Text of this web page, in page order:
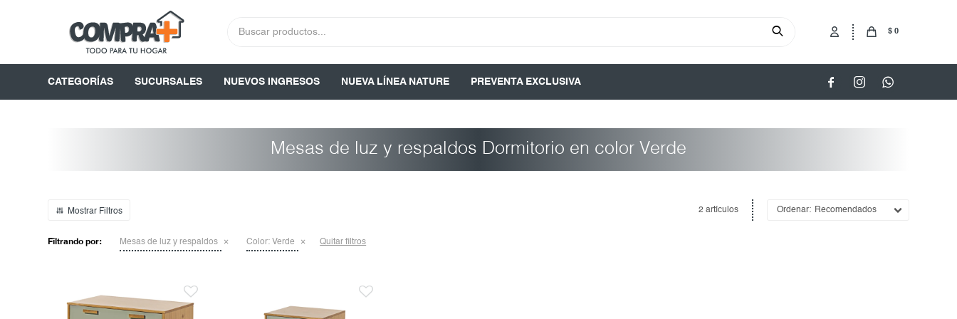
CATEGORÍAS SUCURSALES NUEVOS INGRESOS NUEVA LÍNEA NATURE PREVENTA EXCLUSIVA
$ 0
  
Mesas de luz y respaldos Dormitorio en color Verde
2 artículos Recomendados
Filtrando por: Mesas de luz y respaldos Color: Verde Quitar filtros